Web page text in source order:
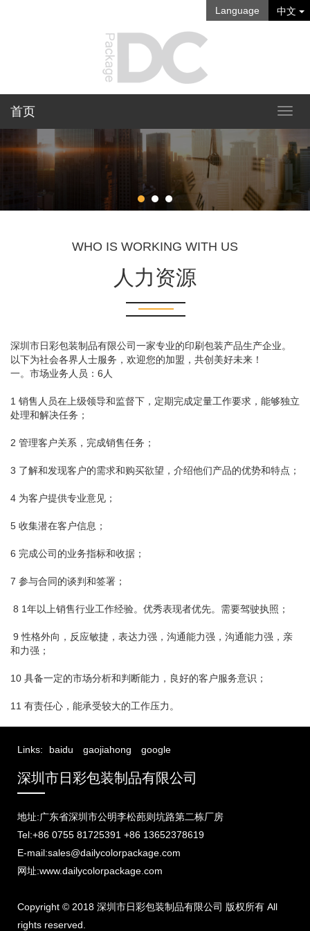
Language 中文
首页
WHO IS WORKING WITH US
人力资源
深圳市日彩包装制品有限公司一家专业的印刷包装产品生产企业。
以下为社会各界人士服务，欢迎您的加盟，共创美好未来！
一。市场业务人员：6人
1 销售人员在上级领导和监督下，定期完成定量工作要求，能够独立
处理和解决任务；
2 管理客户关系，完成销售任务；
3 了解和发现客户的需求和购买欲望，介绍他们产品的优势和特点；
4 为客户提供专业意见；
5 收集潜在客户信息；
6 完成公司的业务指标和收据；
7 参与合同的谈判和签署；
8 1年以上销售行业工作经验。优秀表现者优先。需要驾驶执照；
9 性格外向，反应敏捷，表达力强，沟通能力强，沟通能力强，亲
和力强；
10 具备一定的市场分析和判断能力，良好的客户服务意识；
11 有责任心，能承受较大的工作压力。
Links: baidu gaojiahong google
深圳市日彩包装制品有限公司
地址:广东省深圳市公明李松蓢则坑路第二栋厂房
Tel:+86 0755 81725391 +86 13652378619
E-mail:sales@dailycolorpackage.com
网址:www.dailycolorpackage.com
Copyright © 2018 深圳市日彩包装制品有限公司 版权所有 All
rights reserved.